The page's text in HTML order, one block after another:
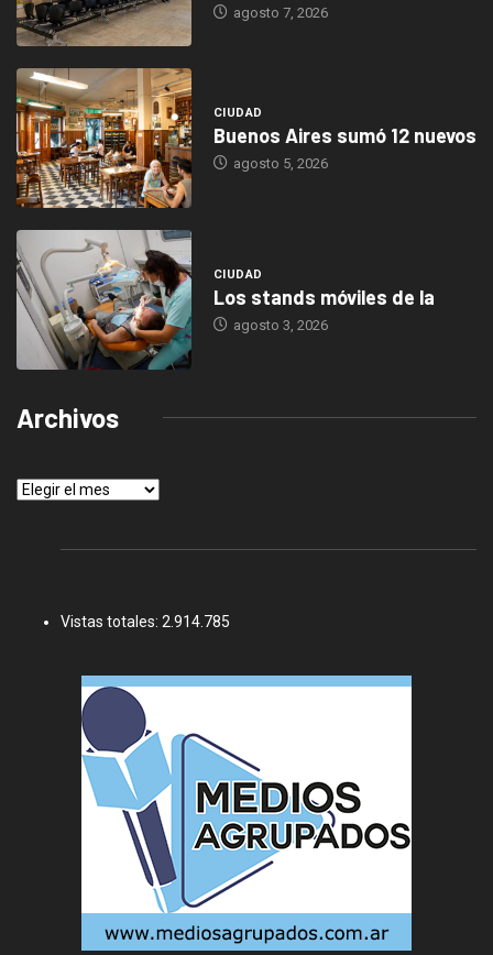
agosto 7, 2026
CIUDAD
Buenos Aires sumó 12 nuevos
agosto 5, 2026
CIUDAD
Los stands móviles de la
agosto 3, 2026
Archivos
Archivos
Vistas totales: 2.914.785